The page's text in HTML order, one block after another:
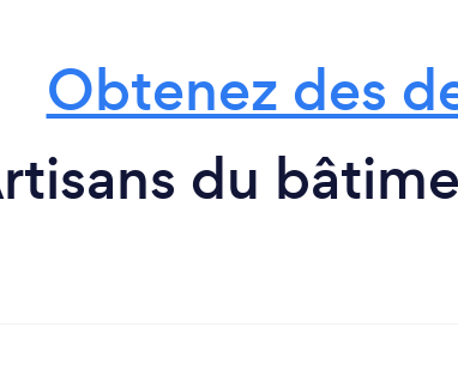
Obtenez des
du